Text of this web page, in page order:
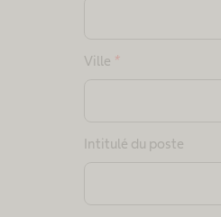
Ville *
Intitulé du poste